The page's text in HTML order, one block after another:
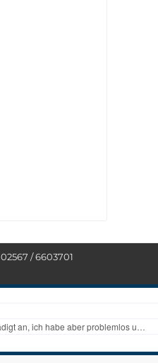
02567 / 6603701